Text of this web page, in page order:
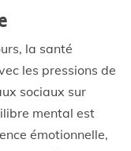
la santé
les pressions de
sociaux sur
mental est
émotionnelle,